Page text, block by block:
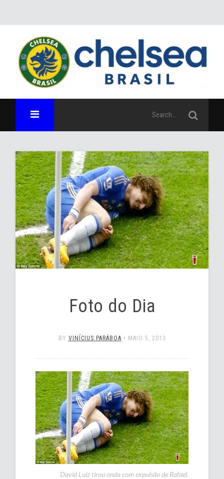
Foto do Dia
BY VINÍCIUS PARÁBOA • MAIO 5, 2013
David Luiz tirou onda com expulsão de Rafael.